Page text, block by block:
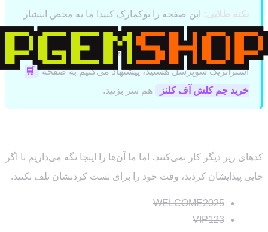
نکته طلایی:
این صفحه را بوکمارک کنید! ما به محض انتشار
کدهای جدید، این لیست را آپدیت می‌کنیم تا شما اولین نفری
باشید که از آن‌ها استفاده می‌کند. همچنین اگر اهل بازی‌های
استراتژیک سوپرسل هستید، پیشنهاد می‌کنیم به صفحه 🛒
خرید جم کلش آف کلنز
هم سر بزنید.
کدهای زیر دیگر کار نمی‌کنند، اما ما آن‌ها را اینجا نگه می‌داریم تا اگر
جایی پیدایشان کردید، وقت خود را برای تست کردنشان تلف نکنید.
WELCOME2025
VIP123